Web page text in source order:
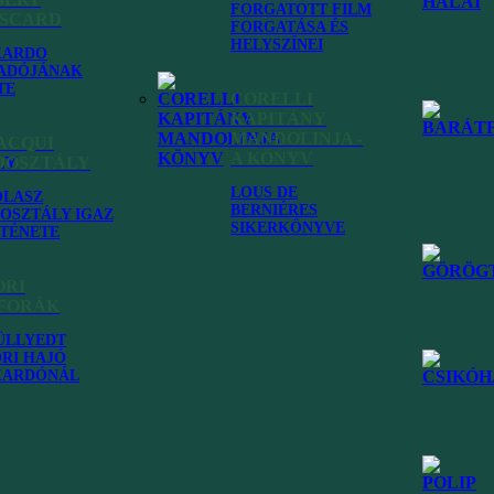
IGAZ
HAJÓ
FORGATOTT FILM
FORGATÁSA ÉS
HELYSZÍNEI
CORELLI
KAPITÁNY
MANDOLINJA -
LOUS DE
BERNIÉRES
SIKERKÖNYVE